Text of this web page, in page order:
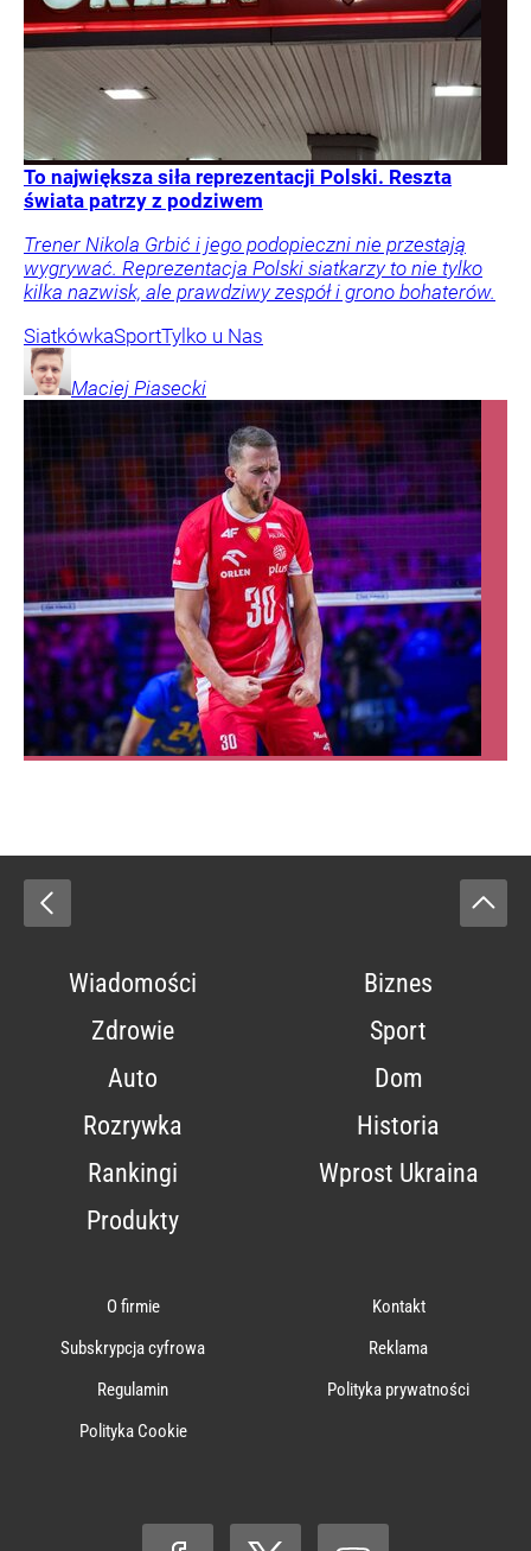
To największa siła reprezentacji Polski. Reszta
świata patrzy z podziwem
Trener Nikola Grbić i jego podopieczni nie przestają
wygrywać. Reprezentacja Polski siatkarzy to nie tylko
kilka nazwisk, ale prawdziwy zespół i grono bohaterów.
SiatkówkaSportTylko u Nas
Maciej Piasecki
Wiadomości
Biznes
Zdrowie
Sport
Auto
Dom
Rozrywka
Historia
Rankingi
Wprost Ukraina
Produkty
O firmie
Kontakt
Subskrypcja cyfrowa
Reklama
Regulamin
Polityka prywatności
Polityka Cookie